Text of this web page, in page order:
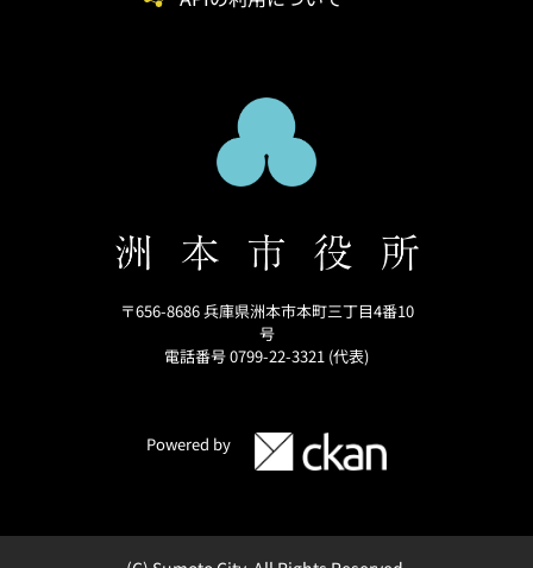
〒656-8686 兵庫県洲本市本町三丁目4番10
号
電話番号 0799-22-3321 (代表)
Powered by